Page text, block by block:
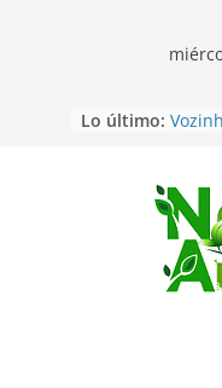
Lo último:
cabo
su
La